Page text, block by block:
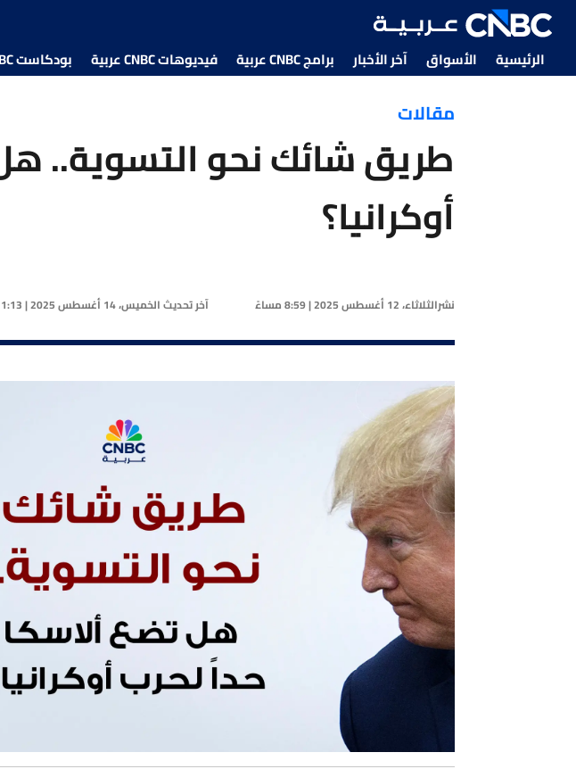
الرئيسية الأسواق آخر الأخبار برامج CNBC عربية فيديوهات CNBC عربية بودكاست CNBC عربية
مقالات
طريق شائك نحو التسوية..
أوكرانيا؟
نشرالثلاثاء، 12 أغسطس 2025 | 8:59 مساءً آخر تحديثالخميس، 14 أغسطس 2025 | 1:13 مساءً